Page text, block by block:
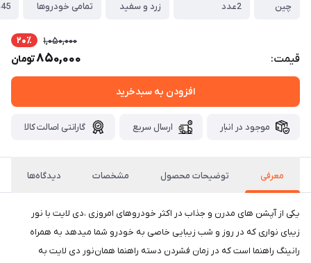
چین
2عدد
زرد و سفید
تمامی خودروها
45سانتی متری و 60سانتی متری
قیمت:
1,050,000 20٪
850,000تومان
افزودن به سبدخرید
موجود در انبار ارسال سریع گارانتی اصالت کالا
معرفی توضیحات محصول مشخصات دیدگاه‌ها
یکی از آپشن های مدرن و جذاب در اکثر خودروهای امروزی ،دی لایت با نور
زیبای نواری که در روز و شب زیبایی خاصی به خودرو شما میدهد به همراه
رانینگ راهنما است که در زمان فشردن دسته راهنما همان‌نور دی لایت به